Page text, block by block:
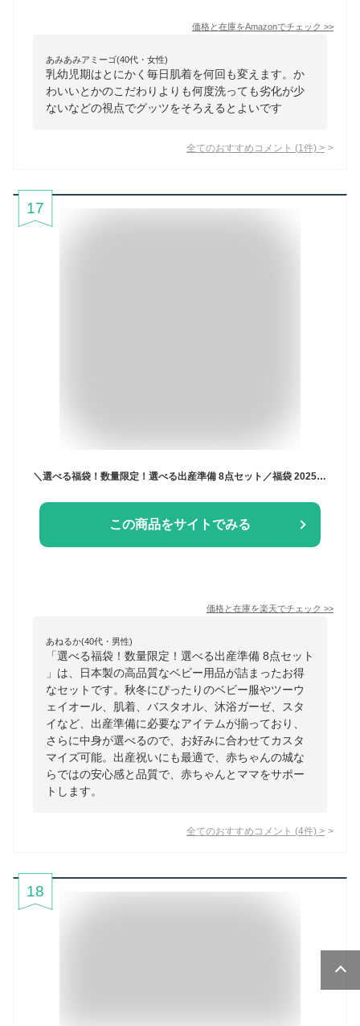
価格と在庫をAmazonでチェック >>
あみあみアミーゴ(40代・女性)
乳幼児期はとにかく毎日肌着を何回も変えます。か
わいいとかのこだわりよりも何度洗っても劣化が少
ないなどの視点でグッツをそろえるとよいです
全てのおすすめコメント (1 件) >
17
＼選べる福袋！数量限定！選べる出産準備 8点セット／福袋 2025 予約 ベビー用品 8点セット 日本製 出産祝い 出産準備 中身が選べる 秋 冬 赤ちゃん 新生児 ベビー服 ツーウェイオール 肌着 バスタオル 沐浴ガーゼ スタイ ネット限定 赤ちゃんの城
この商品をサイトでみる
価格と在庫を楽天でチェック >>
あねるか(40代・男性)
「選べる福袋！数量限定！選べる出産準備 8点セット
」は、日本製の高品質なベビー用品が詰まったお得
なセットです。秋冬にぴったりのベビー服やツーウ
ェイオール、肌着、バスタオル、沐浴ガーゼ、スタ
イなど、出産準備に必要なアイテムが揃っており、
さらに中身が選べるので、お好みに合わせてカスタ
マイズ可能。出産祝いにも最適で、赤ちゃんの城な
らではの安心感と品質で、赤ちゃんとママをサポー
トします。
全てのおすすめコメント (4件) >
18